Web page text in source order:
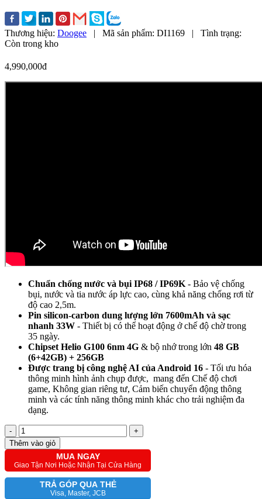
Thương hiệu: Doogee | Mã sản phẩm: DI1169 |
Tình trạng:
Còn trong kho
4,990,000đ
Chuẩn chống nước và bụi IP68 / IP69K - Bảo vệ chống
bụi, nước và tia nước áp lực cao, cùng khả năng chống rơi từ
độ cao 2,5m.
Pin silicon-carbon dung lượng lớn 7600mAh và sạc
nhanh 33W - Thiết bị có thể hoạt động ở chế độ chờ trong
35 ngày.
Chipset Helio G100 6nm 4G & bộ nhớ trong lớn 48 GB
(6+42GB) + 256GB
Được trang bị công nghệ AI của Android 16 - Tối ưu hóa
thông minh hình ảnh chụp được, mang đến Chế độ chơi
game, Không gian riêng tư, Cảm biến chuyển động thông
minh và các tính năng thông minh khác cho trải nghiệm đa
dạng.
-
+
Thêm vào giỏ
MUA NGAY
Giao Tận Nơi Hoặc Nhận Tại Cửa Hàng
TRẢ GÓP QUA THẺ
Visa, Master, JCB